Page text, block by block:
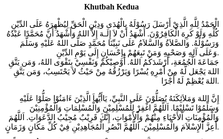
Khutbah Kedua
الْحَمْدُ لِلَّهِ الَّذِيْ أَرْسَلَ رَسُوْلَهُ بِالْهُدَى وَدِيْنِ الْحَقِّ لِيُظْهِرَهُ عَلَى الدِّيْنِ
كُلِّهِ وَلَوْ كَرِهَ الْكَافِرُوْنَ. أَشْهَدُ أَنْ لاَ إِلَـهَ إِلاَّ اللهُ وَأَشْهَدُ أَنَّ مُحَمَّدًا عَبْدُهُ
وَرَسُوْلُهُ. وَالصَّلاَةُ وَالسَّلاَمُ عَلَى نَبِيِّنَا مُحَمَّدٍ صَلَّى اللهُ عَلَيْهِ وَسَلَّمَ
وَعَلَى آلِهِ وَصَحْبِهِ وَمَنْ تَبِعَهُمْ بِإِحْسَانٍ إِلَى يَوْمِ الدِّيْنِ.
جَمَاعَةَ الْجُمُعَةِ، أَرْشَدَكُمُ اللهُ. أُوْصِيْكُمْ وَنَفْسِيْ بِتَقْوَى اللهُ، وَمَن يَتَّقِ
اللهَ يَجْعَل لَّهُ مِنْ أَمْرِهِ يُسْرًا وَيَرْزُقُهُ مِنْ حَيْثُ لاَ يَحْتَسِبُ، وَمَن يَتَّقِ
اللهَ يُعْظِمْ لَهُ أَجْرًا.
إِنَّ اللهَ وَمَلاَئِكَتَهُ يُصَلُّوْنَ عَلَى النَّبِيِّ، يَاأَيُّهاَ الَّذِيْنَ ءَامَنُوْا صَلُّوْا عَلَيْهِ
وَسَلِّمُوْا تَسْلِيْمًا. اَللَّهُمَّ اغْفِرْ لِلْمُسْلِمِيْنَ وَالْمُسْلِمَاتِ وَالْمُؤْمِنِيْنَ
وَالْمُؤْمِنَاتِ اْلأَحْيَاءِ مِنْهُمْ وَاْلأَمْوَاتِ، إِنَّكَ قَرِيْبٌ مُجِيْبُ الدَّعَوَاتِ. اَللَّهُمَ
أَعِزَّ اْلإِسْلاَمَ وَالْمُسْلِمِيْنَ. اَللَّهُمَّ انْصُرِ الْمُجَاهِدِيْنِ فِيْ كُلِّ مَكَانٍ وَزَمَانٍ.